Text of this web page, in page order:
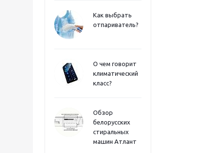
Как выбрать
отпариватель?
О чем говорит
климатический
класс?
Обзор
белорусских
стиральных
машин Атлант